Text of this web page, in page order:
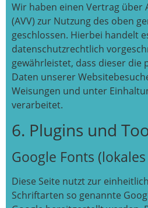
Wir haben einen Vertrag über
(AVV) zur Nutzung des oben
geschlossen. Hierbei handelt
datenschutzrechtlich
gewährleistet, dass dieser die
Daten unserer
Weisungen und unter
verarbeitet.
6. Plugins und
Google Fonts
Diese Seite nutzt zur
Schriftarten so genannte